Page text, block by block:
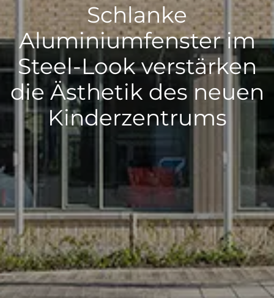
Schlanke
Aluminiumfenster im
Steel-Look verstärken
die Ästhetik des neuen
Kinderzentrums